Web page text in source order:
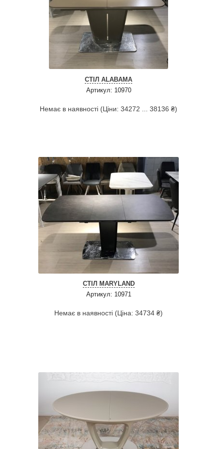
СТІЛ ALABAMA
Артикул: 10970
Немає в наявності (Ціни: 34272 ... 38136 ₴)
СТІЛ MARYLAND
Артикул: 10971
Немає в наявності (Ціна: 34734 ₴)